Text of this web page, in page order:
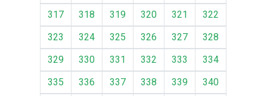
317
318 319 320 321
322
323
324 325 326 327
328
329
330 331 332 333
334
335
336 337 338 339
340